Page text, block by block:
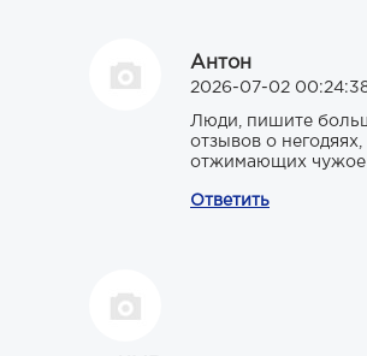
Антон
2026-07-02
Люди, пишите
отзывов о негодяях,
отжимающих чужое
Ответить